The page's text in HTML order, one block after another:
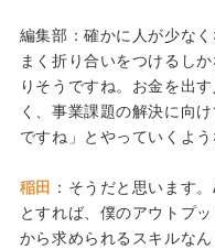
編集部：確かに人が少な
まく折り合いをつけるし
りそうですね。お金を出
く、事業課題の解決に向
ですね」とやっていくよう
稲田 ：そうだと思います
とすれば、僕のアウトプ
から求められるスキルなん